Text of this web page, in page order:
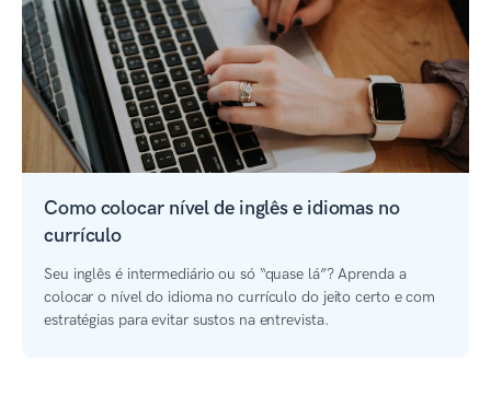
Como colocar nível de inglês e idiomas no
currículo
Seu inglês é intermediário ou só “quase lá”? Aprenda a
colocar o nível do idioma no currículo do jeito certo e com
estratégias para evitar sustos na entrevista.